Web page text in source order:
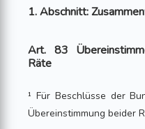
1. Abschnitt:
Art. 83
Räte
¹ Für Beschlüsse der
Übereinstimmung beider